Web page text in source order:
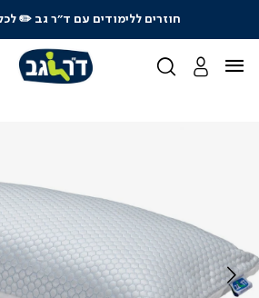
חוזרים ללימודים עם ד"ר גב✏️